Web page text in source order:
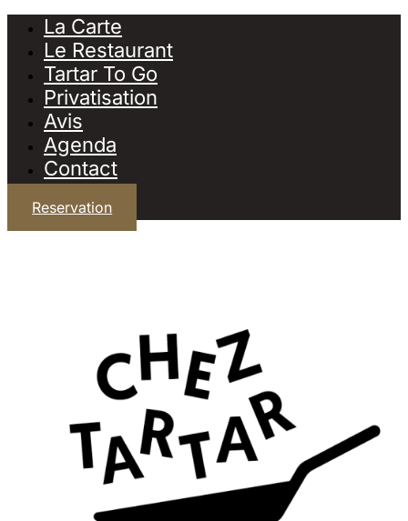
La Carte
Le Restaurant
Tartar To Go
Privatisation
Avis
Agenda
Contact
Reservation